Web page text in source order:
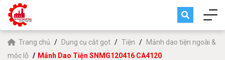
Trang chủ Dụng cụ cắt gọt Tiện
Mảnh dao tiện ngoài &
móc lỗ
Mảnh Dao Tiện SNMG120416 CA4120